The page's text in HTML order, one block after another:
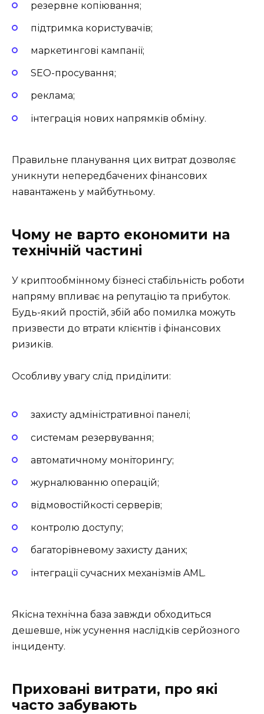
резервне копіювання;
підтримка користувачів;
маркетингові кампанії;
SEO-просування;
реклама;
інтеграція нових напрямків обміну.
Правильне планування цих витрат дозволяє
уникнути непередбачених фінансових
навантажень у майбутньому.
Чому не варто економити на
технічній частині
У криптообмінному бізнесі стабільність роботи
напряму впливає на репутацію та прибуток.
Будь-який простій, збій або помилка можуть
призвести до втрати клієнтів і фінансових
ризиків.
Особливу увагу слід приділити:
захисту адміністративної панелі;
системам резервування;
автоматичному моніторингу;
журналюванню операцій;
відмовостійкості серверів;
контролю доступу;
багаторівневому захисту даних;
інтеграції сучасних механізмів AML.
Якісна технічна база завжди обходиться
дешевше, ніж усунення наслідків серйозного
інциденту.
Приховані витрати, про які
часто забувають